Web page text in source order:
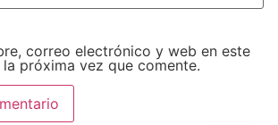
correo electrónico y web en este
próxima vez que comente.